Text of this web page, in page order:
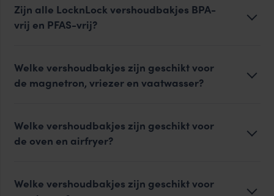
Zijn alle LocknLock vershoudbakjes BPA-
vrij en PFAS-vrij?
Welke vershoudbakjes zijn geschikt voor
de magnetron, vriezer en vaatwasser?
Welke vershoudbakjes zijn geschikt voor
de oven en airfryer?
Welke vershoudbakjes zijn geschikt voor